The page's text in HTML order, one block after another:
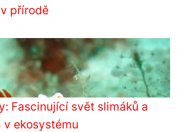
přírodě
Fascinující svět slimáků a
ekosystému